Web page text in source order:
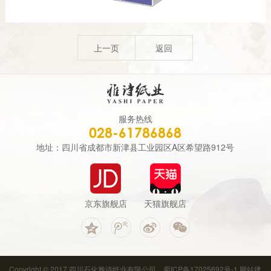
上一页 返回
服务热线
028-61786868
地址：四川省成都市新津县工业园区A区希望路912号
京东旗舰店 天猫旗舰店